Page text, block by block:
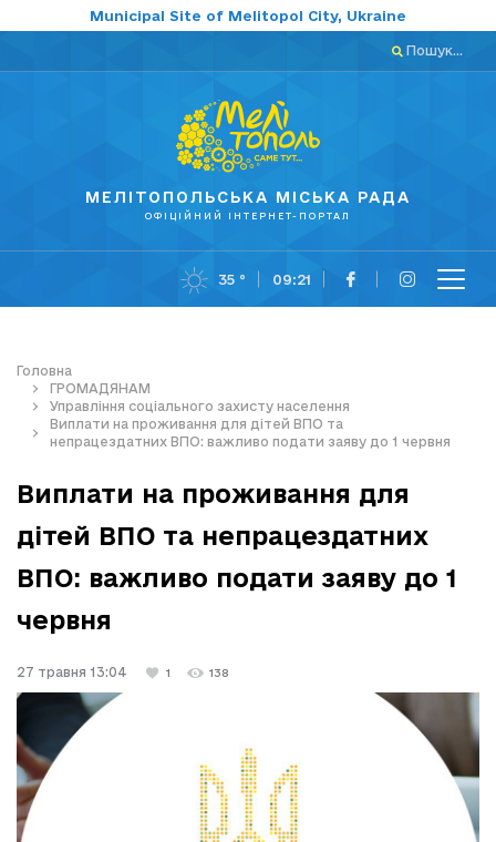
Municipal Site of Melitopol City, Ukraine
Пошук...
МЕЛІТОПОЛЬСЬКА МІСЬКА РАДА
ОФІЦІЙНИЙ ІНТЕРНЕТ-ПОРТАЛ
35 ° 09:21
Головна
ГРОМАДЯНАМ
Управління соціального захисту населення
Виплати на проживання для дітей ВПО та
непрацездатних ВПО: важливо подати заяву до 1 червня
Виплати на проживання для
дітей ВПО та непрацездатних
ВПО: важливо подати заяву до 1
червня
27 травня 13:04 1 138